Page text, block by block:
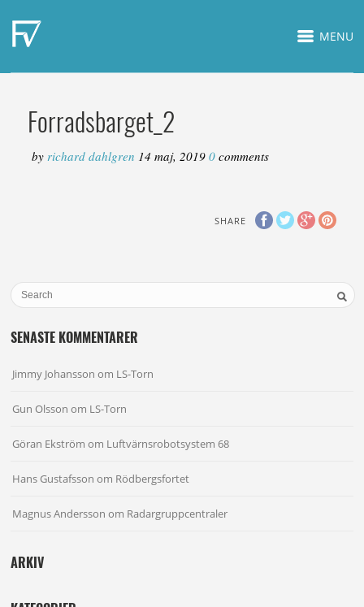
MENU
Forradsbarget_2
byrichard dahlgren 14 maj, 2019 0comments
SHARE
SENASTE KOMMENTARER
Jimmy Johansson om LS-Torn
Gun Olsson om LS-Torn
Göran Ekström om Luftvärnsrobotsystem 68
Hans Gustafsson om Rödbergsfortet
Magnus Andersson om Radargruppcentraler
ARKIV